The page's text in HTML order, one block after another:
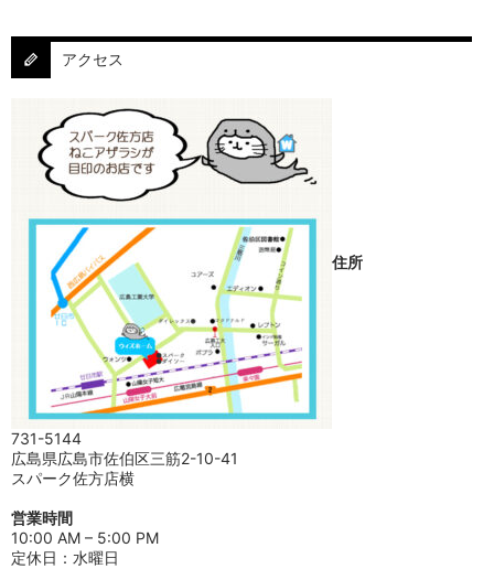
アクセス
住所
731-5144
広島県広島市佐伯区三筋2-10-41
スパーク佐方店横
営業時間
10:00 AM – 5:00 PM
定休日：水曜日